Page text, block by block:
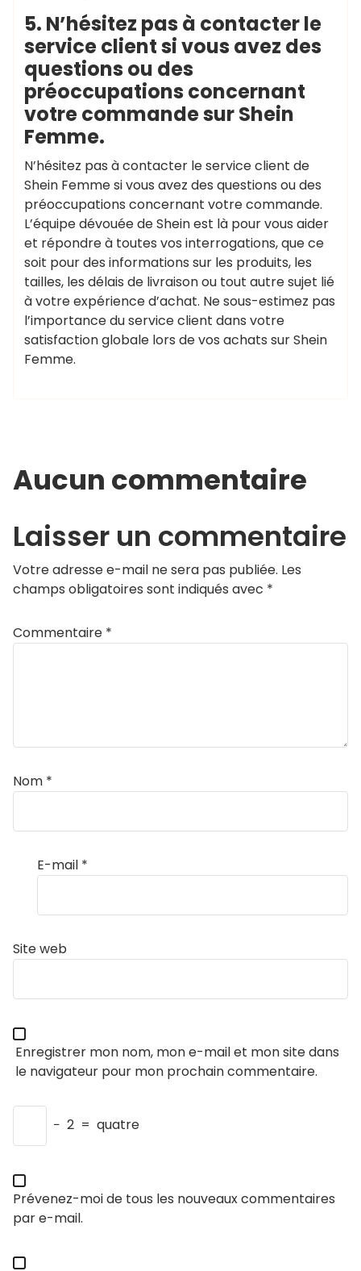
5. N’hésitez pas à contacter le
service client si vous avez des
questions ou des
préoccupations concernant
votre commande sur Shein
Femme.
N’hésitez pas à contacter le service client de
Shein Femme si vous avez des questions ou des
préoccupations concernant votre commande.
L’équipe dévouée de Shein est là pour vous aider
et répondre à toutes vos interrogations, que ce
soit pour des informations sur les produits, les
tailles, les délais de livraison ou tout autre sujet lié
à votre expérience d’achat. Ne sous-estimez pas
l’importance du service client dans votre
satisfaction globale lors de vos achats sur Shein
Femme.
Aucun commentaire
Laisser un commentaire
Votre adresse e-mail ne sera pas publiée. Les
champs obligatoires sont indiqués avec *
Commentaire *
Nom *
E-mail *
Site web
Enregistrer mon nom, mon e-mail et mon site dans
le navigateur pour mon prochain commentaire.
− 2 = quatre
Prévenez-moi de tous les nouveaux commentaires
par e-mail.